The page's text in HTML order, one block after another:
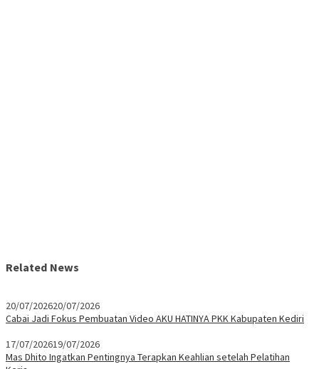
Related News
20/07/202620/07/2026
Cabai Jadi Fokus Pembuatan Video AKU HATINYA PKK Kabupaten Kediri
17/07/202619/07/2026
Mas Dhito Ingatkan Pentingnya Terapkan Keahlian setelah Pelatihan